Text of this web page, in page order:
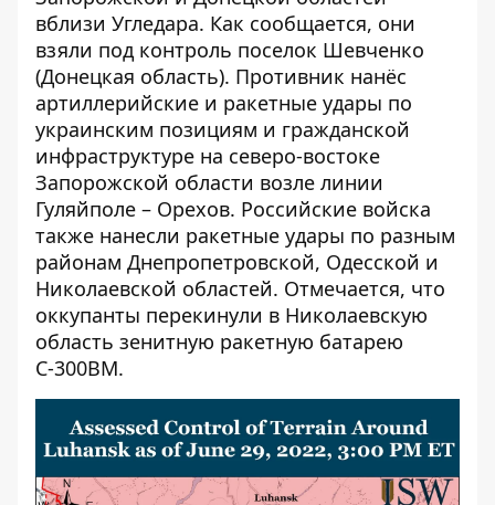
вблизи Угледара. Как сообщается, они
взяли под контроль поселок Шевченко
(Донецкая область). Противник нанёс
артиллерийские и ракетные удары по
украинским позициям и гражданской
инфраструктуре на северо-востоке
Запорожской области возле линии
Гуляйполе – Орехов. Российские войска
также нанесли ракетные удары по разным
районам Днепропетровской, Одесской и
Николаевской областей. Отмечается, что
оккупанты перекинули в Николаевскую
область зенитную ракетную батарею
С-300ВМ.